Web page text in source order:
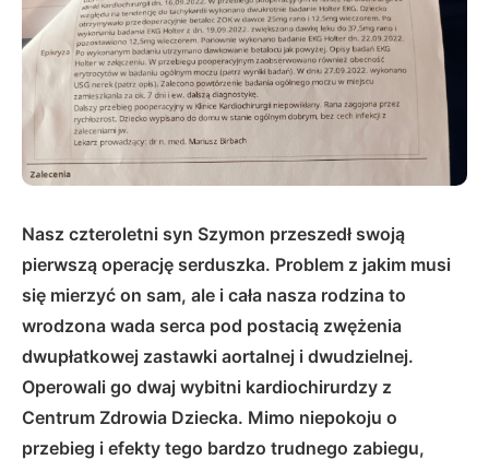
Nasz czteroletni syn Szymon przeszedł swoją
pierwszą operację serduszka. Problem z jakim musi
się mierzyć on sam, ale i cała nasza rodzina to
wrodzona wada serca pod postacią zwężenia
dwupłatkowej zastawki aortalnej i dwudzielnej.
Operowali go dwaj wybitni kardiochirurdzy z
Centrum Zdrowia Dziecka. Mimo niepokoju o
przebieg i efekty tego bardzo trudnego zabiegu,